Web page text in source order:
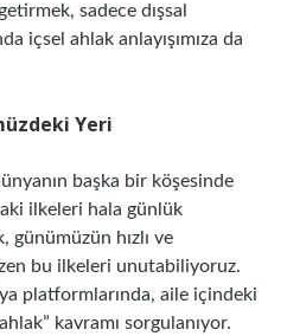
sadece dışsal
içsel ahlak anlayışımıza da
Yeri
başka bir köşesinde
ilkeleri hala günlük
günümüzün hızlı ve
bu ilkeleri unutabiliyoruz.
platformlarında, aile içindeki
kavramı sorgulanıyor.